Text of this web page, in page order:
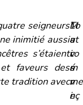
seigneurs
inimitié aussi
s’étaient
faveurs des
tradition avec
M
a
i
s
v
e
L
a
v
é
r
i
To
ut
co
m
me
nç